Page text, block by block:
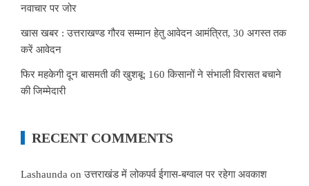
नवाचार पर जोर
खास खबर : उत्तराखण्ड गौरव सम्मान हेतु आवेदन आमंत्रित, 30 अगस्त तक
करें आवेदन
फिर महकेगी दून बासमती की खुशबू: 160 किसानों ने संभाली विरासत बचाने
की जिम्मेदारी
RECENT COMMENTS
Lashaunda onउत्तराखंड में लोकपर्व ईगास-बग्वाल पर रहेगा अवकाश